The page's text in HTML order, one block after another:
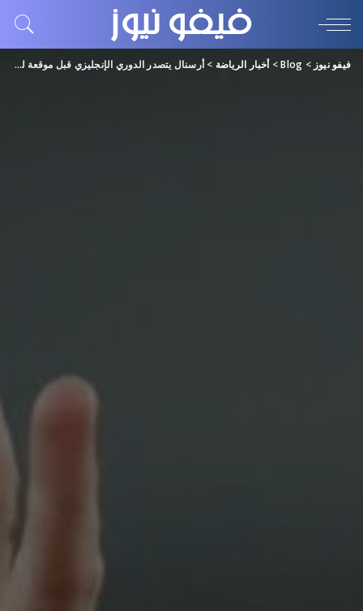
فيفو نيوز >
Blog
> أخبار الرياضة > أرسنال يتصدر الدوري الإنجليزي قبل موقعة ليفربول ومانشستر سيتي